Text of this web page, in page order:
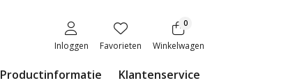
Inloggen Favorieten
0
Winkelwagen
Productinformatie Klantenservice